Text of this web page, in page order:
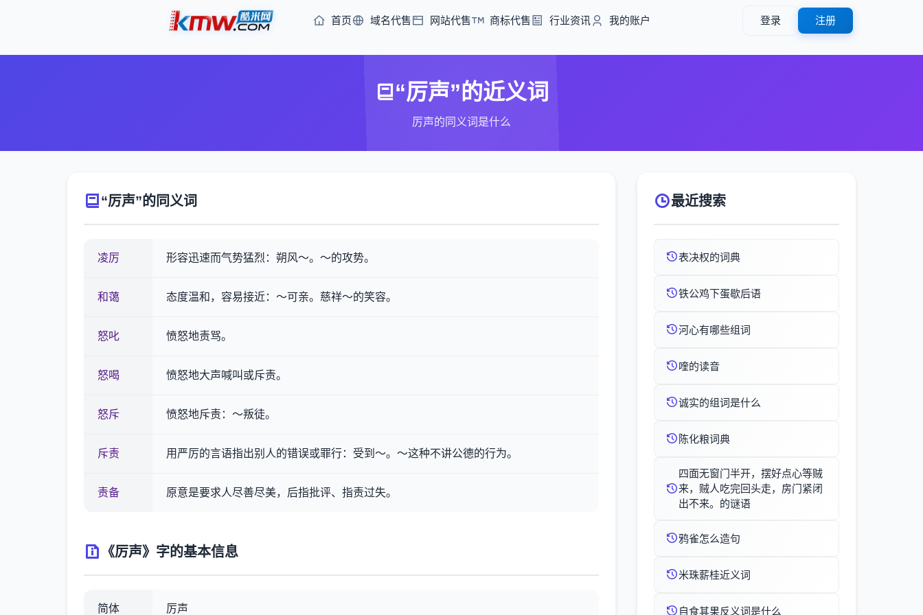
首页 域名代售 网站代售 商标代售 行业资讯 我的账户 登录 注册
“厉声”的近义词
厉声的同义词是什么
“厉声”的同义词
凌厉 形容迅速而气势猛烈：朔风～。～的攻势。
和蔼 态度温和，容易接近：～可亲。慈祥～的笑容。
怒叱 愤怒地责骂。
怒喝 愤怒地大声喊叫或斥责。
怒斥 愤怒地斥责：～叛徒。
斥责 用严厉的言语指出别人的错误或罪行：受到～。～这种不讲公德的行为。
责备 原意是要求人尽善尽美，后指批评、指责过失。
《厉声》字的基本信息
简体 厉声
最近搜索
表决权的词典
铁公鸡下蛋歇后语
河心有哪些组词
喹的读音
诚实的组词是什么
陈化粮词典
四面无窗门半开，摆好点心等贼
来，贼人吃完回头走，房门紧闭
出不来。的谜语
鸦雀怎么造句
米珠薪桂近义词
自食其果反义词是什么